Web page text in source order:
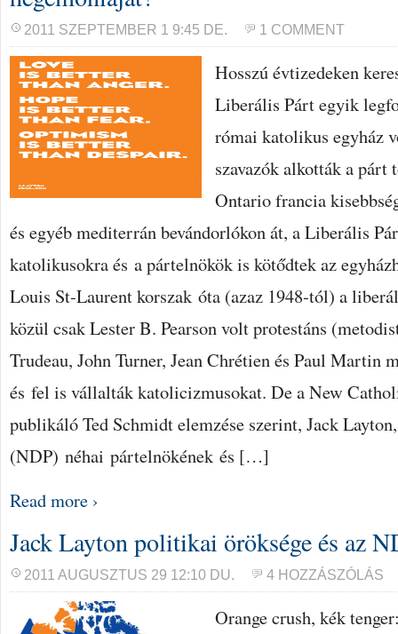
2011 SZEPTEMBER 1 9:45 DE. 1 COMMENT
Hosszú évtizedeken
Liberális Párt egyik
római katolikus egyház
szavazók alkották a párt
Ontario francia
és egyéb mediterrán bevándorlókon át, a Liberális
katolikusokra és a pártelnökök is kötődtek az
Louis St-Laurent korszak óta (azaz 1948-tól) a
közül csak Lester B. Pearson volt protestáns
Trudeau, John Turner, Jean Chrétien és Paul Martin
és fel is vállalták katolicizmusokat. De a New
publikáló Ted Schmidt elemzése szerint, Jack
(NDP) néhai pártelnökének és […]
Read more ›
Jack Layton politikai öröksége és az
2011 AUGUSZTUS 29 12:10 DU. 4 HOZZÁSZÓLÁS
Orange crush, kék